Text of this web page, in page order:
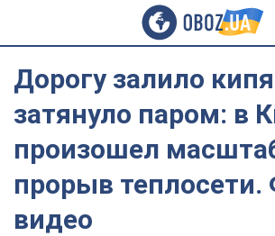
Дорогу залило
затянуло паром: в
произошел
прорыв теплосети.
видео